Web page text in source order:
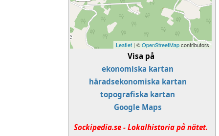
Leaflet | ©OpenStreetMapcontributors
Visa på
ekonomiska kartan
häradsekonomiska kartan
topografiska kartan
Google Maps
Sockipedia.se - Lokalhistoria på nätet.